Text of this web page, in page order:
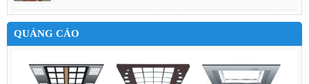
QUẢNG CÁO